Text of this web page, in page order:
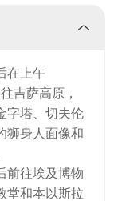
在上午
吉萨高原，
字塔、切夫伦
狮身人面像和
前往埃及博物
堂和本以斯拉